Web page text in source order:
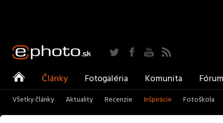
TwitterFacebookYouTube
ePhoto
Články
Všetky články Aktuality Recenzie Inšpirácie Fotoškola
Fotogaléria Komunita Fórum